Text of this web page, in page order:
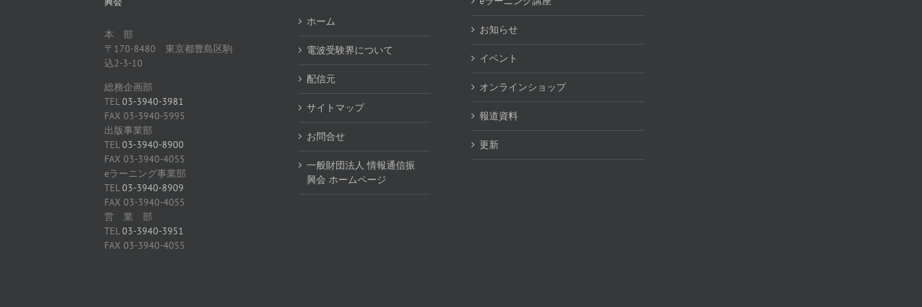
本 部
〒170-8480 東京都豊島区駒
込2-3-10
総務企画部
TEL03-3940-3981
FAX 03-3940-5995
出版事業部
TEL03-3940-8900
FAX 03-3940-4055
eラーニング事業部
TEL03-3940-8909
FAX 03-3940-4055
営 業 部
TEL03-3940-3951
FAX 03-3940-4055
ホーム
電波受験界について
配信元
サイトマップ
お問合せ
一般財団法人 情報通信振
興会 ホームページ
お知らせ
イベント
オンラインショップ
報道資料
更新